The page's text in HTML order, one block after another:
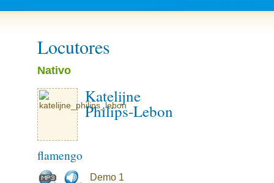
Locutores
Nativo
Katelijne
Philips-Lebon
flamengo
Demo 1